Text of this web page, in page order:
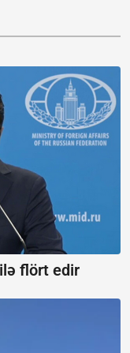
flört edir